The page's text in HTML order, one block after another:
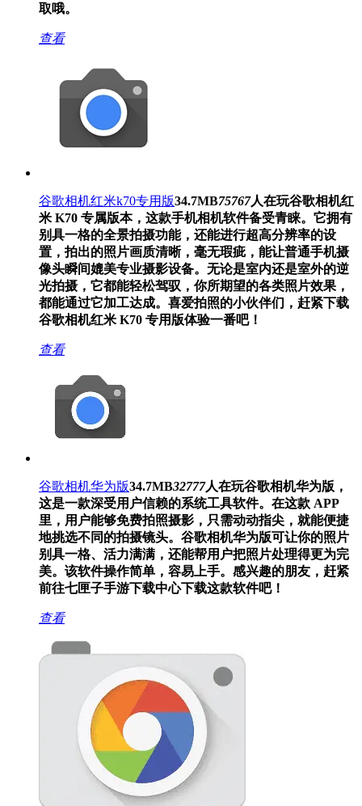
取哦。
查看
谷歌相机红米k70专用版34.7MB75767人在玩谷歌相机红
米 K70 专属版本，这款手机相机软件备受青睐。它拥有
别具一格的全景拍摄功能，还能进行超高分辨率的设
置，拍出的照片画质清晰，毫无瑕疵，能让普通手机摄
像头瞬间媲美专业摄影设备。无论是室内还是室外的逆
光拍摄，它都能轻松驾驭，你所期望的各类照片效果，
都能通过它加工达成。喜爱拍照的小伙伴们，赶紧下载
谷歌相机红米 K70 专用版体验一番吧！
查看
谷歌相机华为版34.7MB32777人在玩谷歌相机华为版，
这是一款深受用户信赖的系统工具软件。在这款 APP
里，用户能够免费拍照摄影，只需动动指尖，就能便捷
地挑选不同的拍摄镜头。谷歌相机华为版可让你的照片
别具一格、活力满满，还能帮用户把照片处理得更为完
美。该软件操作简单，容易上手。感兴趣的朋友，赶紧
前往七匣子手游下载中心下载这款软件吧！
查看